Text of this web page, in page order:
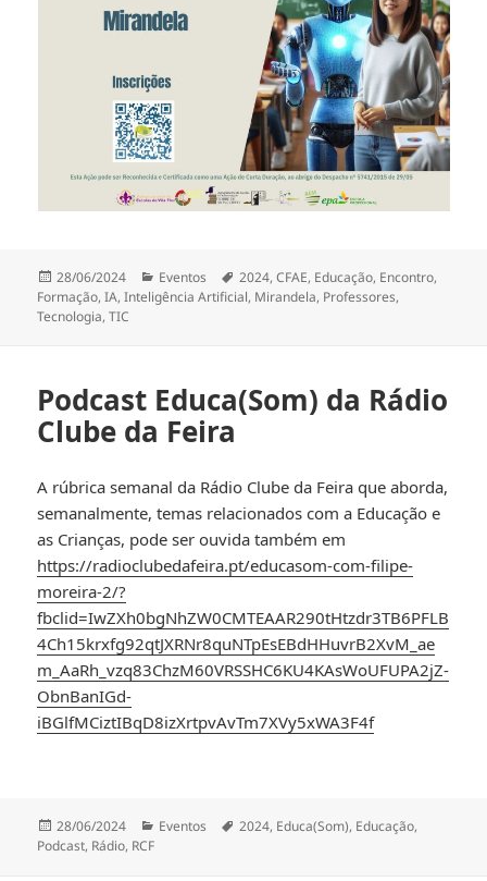
Publicado
a
28/06/2024 Categorias
Eventos Etiquetas
2024,CFAE, Educação, Encontro,
Formação,IA,Inteligência Artificial, Mirandela, Professores,
Tecnologia,TIC
Podcast Educa(Som) da Rádio
Clube da Feira
A rúbrica semanal da Rádio Clube da Feira que aborda,
semanalmente, temas relacionados com a Educação e
as Crianças, pode ser ouvida também em
https://radioclubedafeira.pt/educasom-com-filipe-
moreira-2/?
fbclid=IwZXh0bgNhZW0CMTEAAR290tHtzdr3TB6PFLB
4Ch15krxfg92qtJXRNr8quNTpEsEBdHHuvrB2XvM_ae
m_AaRh_vzq83ChzM60VRSSHC6KU4KAsWoUFUPA2jZ-
ObnBanIGd-
iBGlfMCiztIBqD8izXrtpvAvTm7XVy5xWA3F4f
Publicado
a
28/06/2024 Categorias
Eventos Etiquetas
2024, Educa(Som), Educação,
Podcast, Rádio, RCF